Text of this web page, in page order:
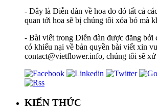
- Đây là Diễn đàn về hoa do đó tất cả
quan tới hoa sẽ bị chúng tôi xóa bỏ mà
- Bài viết trong Diễn đàn được đăng bởi
có khiếu nại về bản quyền bài viết xin
contact@vietflower.info, chúng tôi sẽ
KIẾN THỨC